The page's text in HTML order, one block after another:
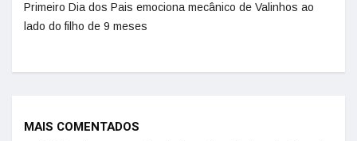
Primeiro Dia dos Pais emociona mecânico de Valinhos ao
lado do filho de 9 meses
MAIS COMENTADOS